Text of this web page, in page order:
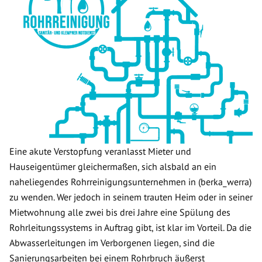
Eine akute Verstopfung veranlasst Mieter und
Hauseigentümer gleichermaßen, sich alsbald an ein
naheliegendes Rohrreinigungsunternehmen in (berka_werra)
zu wenden. Wer jedoch in seinem trauten Heim oder in seiner
Mietwohnung alle zwei bis drei Jahre eine Spülung des
Rohrleitungssystems in Auftrag gibt, ist klar im Vorteil. Da die
Abwasserleitungen im Verborgenen liegen, sind die
Sanierungsarbeiten bei einem Rohrbruch äußerst